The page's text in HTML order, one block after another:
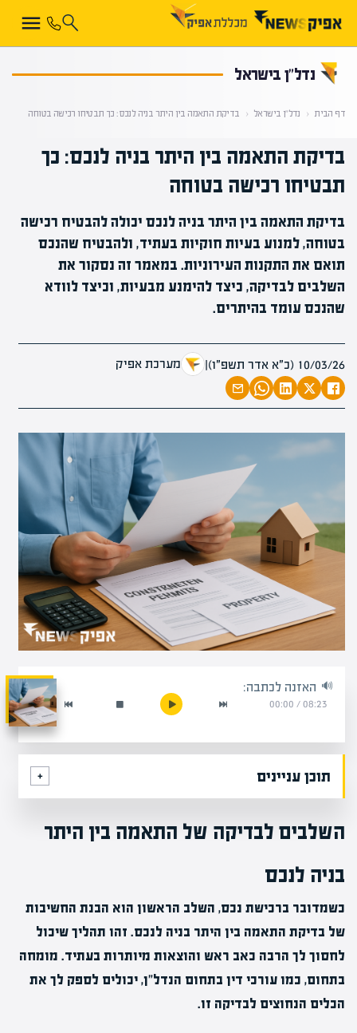
נדל”ן בישראל
דף הבית ‹ נדל”ן בישראל ‹ בדיקת התאמה בין היתר בניה לנכס: כך תבטיחו רכישה בטוחה
בדיקת התאמה בין היתר בניה לנכס: כך
תבטיחו רכישה בטוחה
בדיקת התאמה בין היתר בניה לנכס יכולה להבטיח רכישה
בטוחה, למנוע בעיות חוקיות בעתיד, ולהבטיח שהנכס
תואם את התקנות העירוניות. במאמר זה נסקור את
השלבים לבדיקה, כיצד להימנע מבעיות, וכיצד לוודא
שהנכס עומד בהיתרים.
10/03/26 (כ״א אדר תשפ״ו) | מערכת אפיק
האזנה לכתבה:
08:23
/
00:00
תוכן עניינים
השלבים לבדיקה של התאמה בין היתר
בניה לנכס
כשמדובר ברכישת נכס, השלב הראשון הוא הבנת החשיבות
של בדיקת התאמה בין היתר בניה לנכס. זהו תהליך שיכול
לחסוך לך הרבה כאב ראש והוצאות מיותרות בעתיד. מומחה
בתחום, כמו עורכי דין בתחום הנדל"ן, יכולים לספק לך את
הכלים הנחוצים לבדיקה זו.